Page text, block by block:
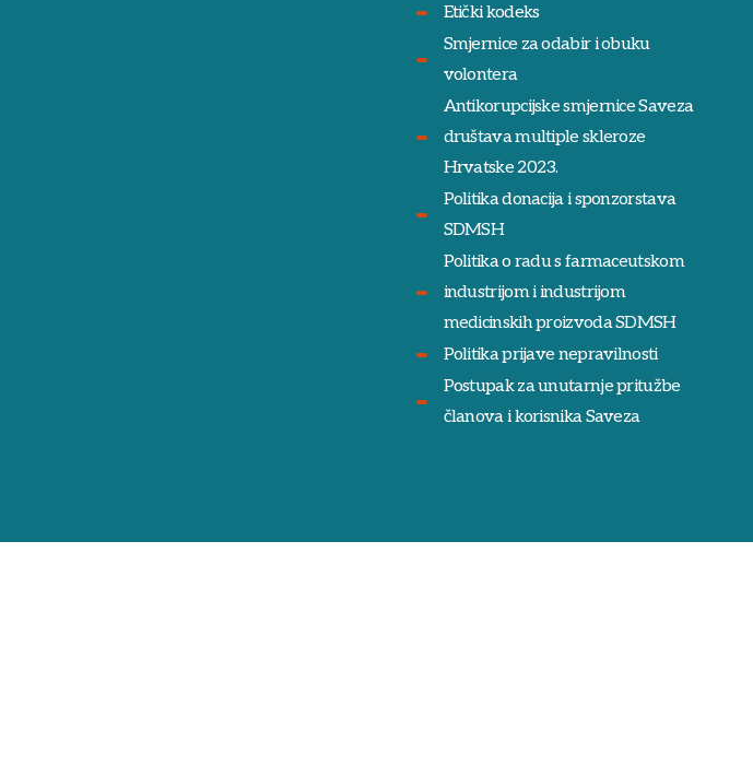
Etički kodeks
Smjernice za odabir i obuku
volontera
Antikorupcijske smjernice Saveza
društava multiple skleroze
Hrvatske 2023.
Politika donacija i sponzorstava
SDMSH
Politika o radu s farmaceutskom
industrijom i industrijom
medicinskih proizvoda SDMSH
Politika prijave nepravilnosti
Postupak za unutarnje pritužbe
članova i korisnika Saveza